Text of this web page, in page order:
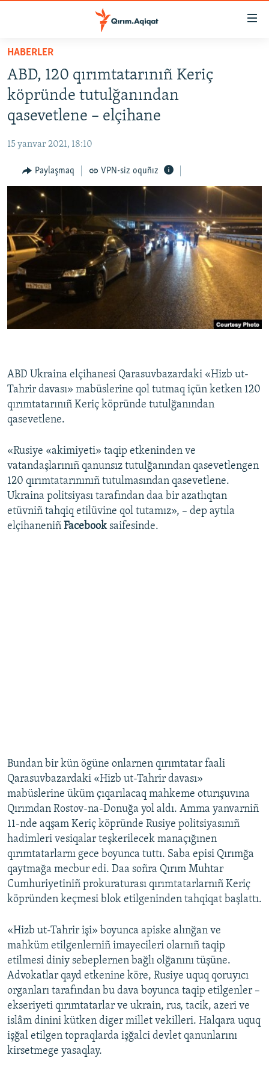
Esas
qaytmaq
Baş
navigatsiyağa
qaytmaq
Qıdıruvğa
qaytmaq
SİYASET
İQTİSADİYAT
MEDENİYET
İNSAN AQLARI
SÜRET
BLOGLAR
FİKİR
Русский
Українською
RFE/RS bütün saytları
HABERLER
ABD, 120 qırımtatarınıñ Keriç
köpründe tutulğanından
qasevetlene – elçihane
15 yanvar 2021, 18:10
Paylaşmaq VPN-siz oquñız
ABD Ukraina elçihanesi Qarasuvbazardaki «Hizb ut-
Tahrir davası» mabüslerine qol tutmaq içün ketken 120
qırımtatarınıñ Keriç köpründe tutulğanından
qasevetlene.
«Rusiye «akimiyeti» taqip etkeninden ve
vatandaşlarınıñ qanunsız tutulğanından qasevetlengen
120 qırımtatarınınıñ tutulmasından qasevetlene.
Ukraina politsiyası tarafından daa bir azatlıqtan
etüvniñ tahqiq etilüvine qol tutamız», – dep aytıla
elçihaneniñ Facebooksaifesinde.
Bundan bir kün ögüne onlarnen qırımtatar faali
Qarasuvbazardaki «Hizb ut-Tahrir davası»
mabüslerine üküm çıqarılacaq mahkeme oturışuvına
Qırımdan Rostov-na-Donuğa yol aldı. Amma yanvarniñ
11-nde aqşam Keriç köpründe Rusiye politsiyasınıñ
hadimleri vesiqalar teşkerilecek manaçığınen
qırımtatarlarnı gece boyunca tuttı. Saba episi Qırımğa
qaytmağa mecbur edi. Daa soñra Qırım Muhtar
Cumhuriyetiniñ prokuraturası qırımtatarlarnıñ Keriç
köpründen keçmesi blok etilgeninden tahqiqat başlattı.
«Hizb ut-Tahrir işi» boyunca apiske alınğan ve
mahküm etilgenlerniñ imayecileri olarnıñ taqip
etilmesi diniy sebeplernen bağlı olğanını tüşüne.
Advokatlar qayd etkenine köre, Rusiye uquq qoruyıcı
organları tarafından bu dava boyunca taqip etilgenler –
ekseriyeti qırımtatarlar ve ukrain, rus, tacik, azeri ve
islâm dinini kütken diger millet vekilleri. Halqara uquq
işğal etilgen topraqlarda işğalci devlet qanunlarını
kirsetmege yasaqlay.